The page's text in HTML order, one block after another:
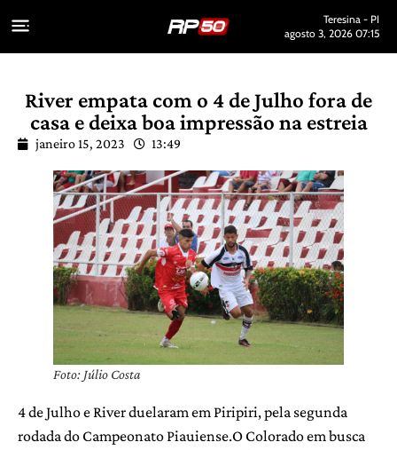
Teresina - PI
agosto 3, 2026 07:15
River empata com o 4 de Julho fora de
casa e deixa boa impressão na estreia
janeiro 15, 2023 13:49
Foto: Júlio Costa
4 de Julho e River duelaram em Piripiri, pela segunda
rodada do Campeonato Piauiense.O Colorado em busca